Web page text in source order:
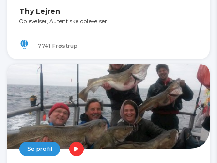
Thy Lejren
Oplevelser, Autentiske oplevelser
7741 Frøstrup
Se profil